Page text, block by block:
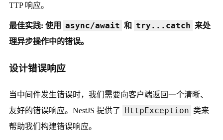
TTP 响应。
最佳实践: 使用 async/await 和 try...catch 来处
理异步操作中的错误。
设计错误响应
当中间件发生错误时，我们需要向客户端返回一个清晰、
友好的错误响应。NestJS 提供了
HttpException 类来
帮助我们构建错误响应。